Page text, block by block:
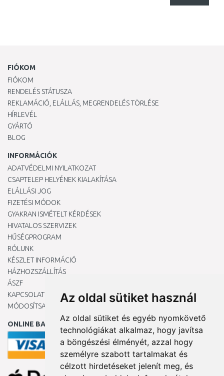
Az oldal sütiket használ
Az oldal sütiket és egyéb nyomkövető
technológiákat alkalmaz, hogy javítsa
a böngészési élményét, azzal hogy
személyre szabott tartalmakat és
célzott hirdetéseket jelenít meg, és
FIÓKOM
FIÓKOM
RENDELÉS STÁTUSZA
REKLAMÁCIÓ, ELÁLLÁS, MEGRENDELÉS TÖRLÉSE
HÍRLEVÉL
GYÁRTÓ
BLOG
INFORMÁCIÓK
ADATVÉDELMI NYILATKOZAT
CSAPTELEP HELYÉNEK KIALAKÍTÁSA
ELÁLLÁSI JOG
FIZETÉSI MÓDOK
GYAKRAN ISMÉTELT KÉRDÉSEK
HIVATALOS SZERVIZEK
HŰSÉGPROGRAM
RÓLUNK
KÉSZLET INFORMÁCIÓ
HÁZHOZSZÁLLÍTÁS
ÁSZF
KAPCSOLAT
MÓDOSÍTSA A COOKIE-BEÁLLÍTÁSAIMAT
ONLINE BANKKÁRTYÁVAL